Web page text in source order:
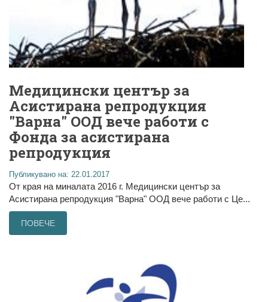
Медицински център за
Асистирана репродукция
"Варна" ООД вече работи с
Фонда за асистирана
репродукция
Публикувано на: 22.01.2017
От края на миналата 2016 г. Медицински център за
Асистирана репродукция "Варна" ООД вече работи с Це...
ПОВЕЧЕ